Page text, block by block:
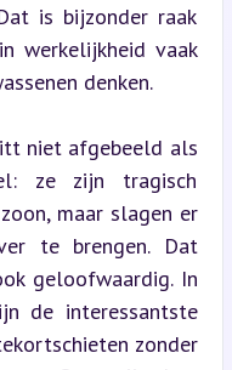
is bijzonder raak
werkelijkheid vaak
denken.
niet afgebeeld als
ze zijn tragisch
maar slagen er
te brengen. Dat
geloofwaardig. In
de interessantste
zonder